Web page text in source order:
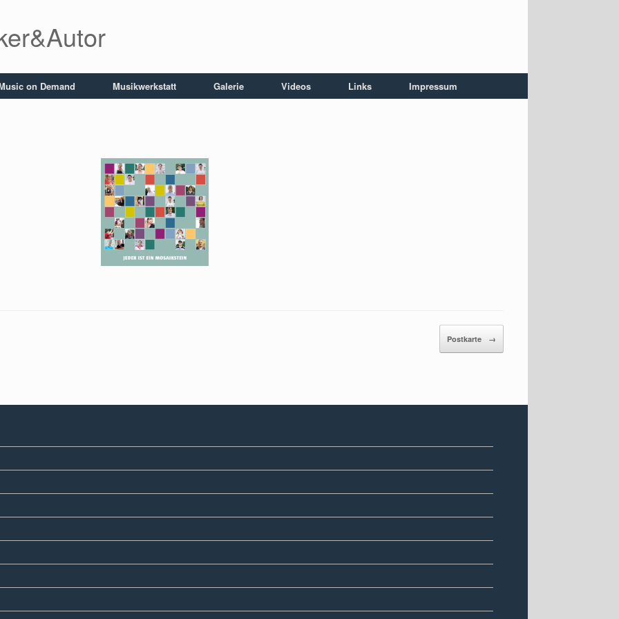
on Demand Musikwerkstatt Galerie Videos Links Impressum
Postkarte →